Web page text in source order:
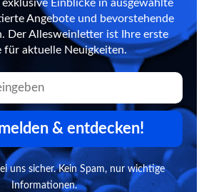
Einblicke in ausgewählte
Angebote und bevorstehende
Der Allesweinletter ist Ihre erste
für aktuelle Neuigkeiten.
& entdecken!
uns sicher. Kein Spam, nur wichtige
Informationen.